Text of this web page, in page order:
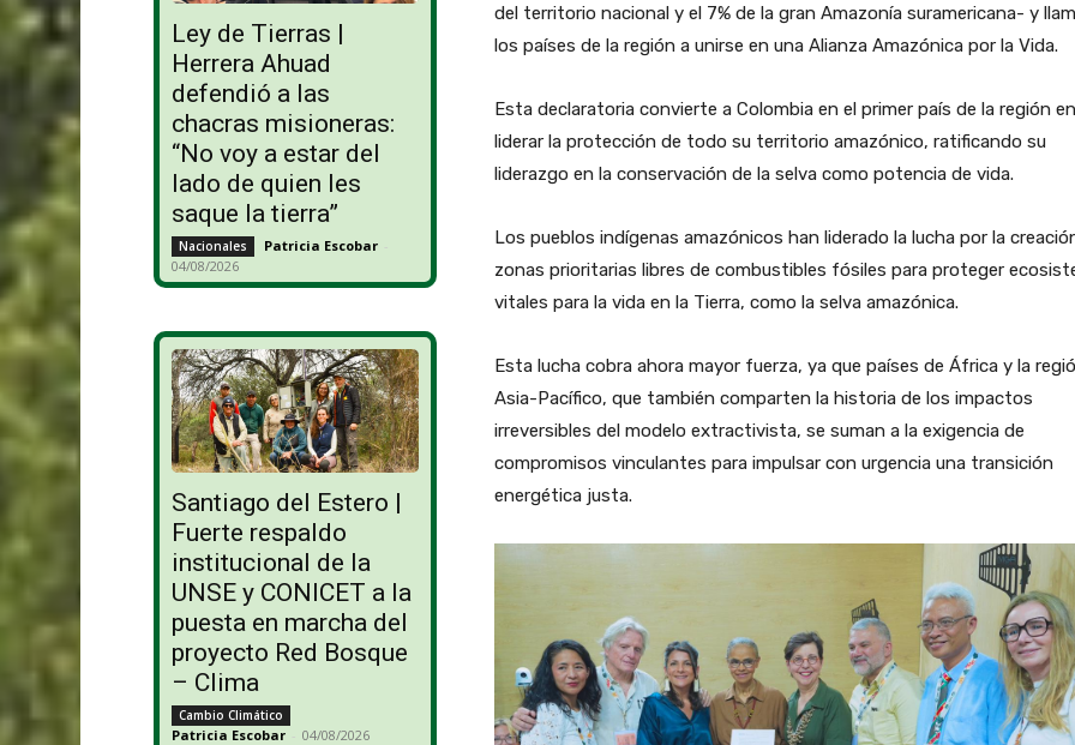
Ley de Tierras |
Herrera Ahuad
defendió a las
chacras misioneras:
“No voy a estar del
lado de quien les
saque la tierra”
Nacionales Patricia Escobar -
04/08/2026
Santiago del Estero |
Fuerte respaldo
institucional de la
UNSE y CONICET a la
puesta en marcha del
proyecto Red Bosque
– Clima
Cambio Climático
Patricia Escobar - 04/08/2026
del territorio nacional y el 7% de la gran Amazonía suramericana- y
los países de la región a unirse en una Alianza Amazónica por la Vida.
Esta declaratoria convierte a Colombia en el primer país de la región en
liderar la protección de todo su territorio amazónico, ratificando su
liderazgo en la conservación de la selva como potencia de vida.
Los pueblos indígenas amazónicos han liderado la lucha por la
zonas prioritarias libres de combustibles fósiles para proteger
vitales para la vida en la Tierra, como la selva amazónica.
Esta lucha cobra ahora mayor fuerza, ya que países de África y la
Asia-Pacífico, que también comparten la historia de los impactos
irreversibles del modelo extractivista, se suman a la exigencia de
compromisos vinculantes para impulsar con urgencia una transición
energética justa.